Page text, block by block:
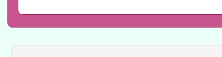
用水績優單位及節水達
動」
桃園市孔廟祈福系列
開 智慧啟航」
2026年桃園地景藝術